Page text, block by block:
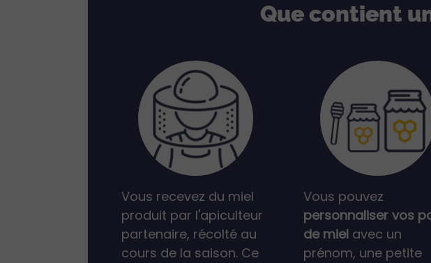
Que contient
Vous recevez du miel
produit par l'apiculteur
partenaire, récolté au
cours de la saison. Ce
Vous pouvez
personnaliser vos
de miel avec un
prénom, une petite